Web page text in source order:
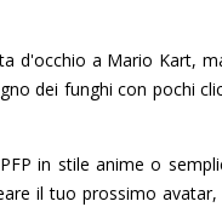
d'occhio a Mario Kart,
dei funghi con pochi
in stile anime o
il tuo prossimo